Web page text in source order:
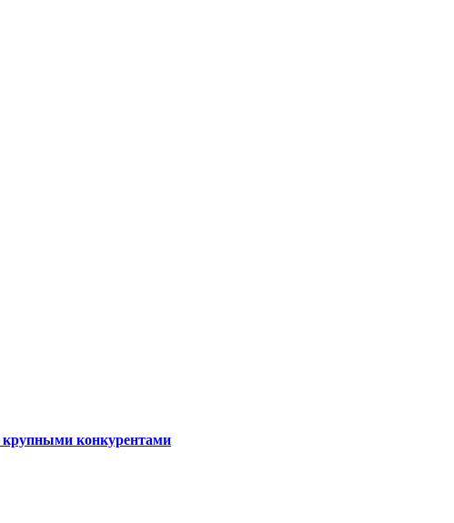
крупными конкурентами